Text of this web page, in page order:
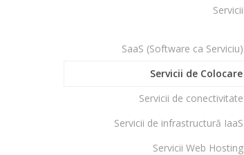
Servicii
SaaS (Software ca Serviciu)
Servicii de Colocare
Servicii de conectivitate
Servicii de infrastructură IaaS
Servicii Web Hosting